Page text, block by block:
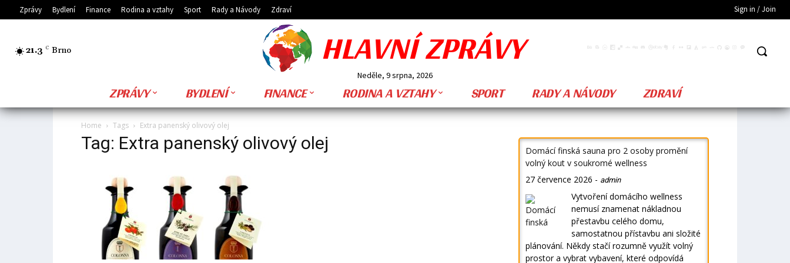
Zprávy Bydlení Finance Rodina a vztahy Sport Rady a Návody Zdraví Sign in / Join
21.3 C Brno HLAVNÍ ZPRÁVY
Neděle, 9 srpna, 2026
ZPRÁVY BYDLENÍ FINANCE RODINA A VZTAHY SPORT RADY A NÁVODY ZDRAVÍ
Home Tags Extra panenský olivový olej
Tag: Extra panenský olivový olej
Domácí finská sauna pro 2 osoby promění
volný kout v soukromé wellness
27 července 2026 - admin
Vytvoření domácího wellness
nemusí znamenat nákladnou
přestavbu celého domu,
samostatnou přístavbu ani složité
plánování. Někdy stačí rozumně využít volný
prostor a vybrat vybavení, které odpovídá